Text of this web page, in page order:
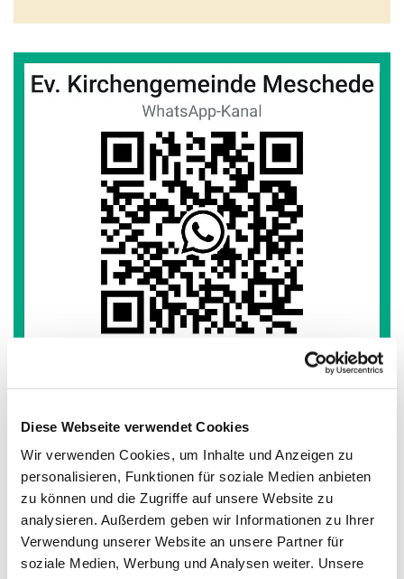
Diese Webseite verwendet Cookies
Wir verwenden Cookies, um Inhalte und Anzeigen zu
personalisieren, Funktionen für soziale Medien anbieten
zu können und die Zugriffe auf unsere Website zu
analysieren. Außerdem geben wir Informationen zu Ihrer
Verwendung unserer Website an unsere Partner für
soziale Medien, Werbung und Analysen weiter. Unsere
aktuell keine Winterkirche